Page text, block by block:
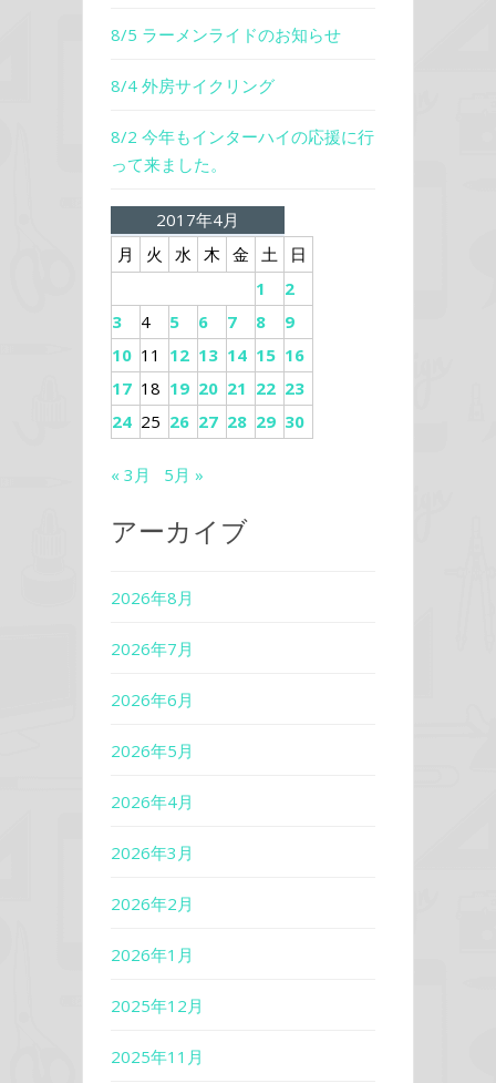
8/5 ラーメンライドのお知らせ
8/4 外房サイクリング
8/2 今年もインターハイの応援に行
って来ました。
2017年4月
月
火 水 木 金 土
日
1
2
3
4 5 6 7 8
9
10 11 12 13 14 15 16
17 18 19 20 21 22 23
24 25 26 27 28 29 30
« 3月 5月 »
アーカイブ
2026年8月
2026年7月
2026年6月
2026年5月
2026年4月
2026年3月
2026年2月
2026年1月
2025年12月
2025年11月